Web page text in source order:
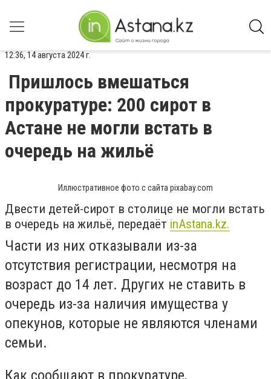
12:36, 14 августа 2024 г.
Пришлось вмешаться
прокуратуре: 200 сирот в
Астане не могли встать в
очередь на жильё
Иллюстративное фото с сайта pixabay.com
Двести детей-сирот в столице не могли встать
в очередь на жильё, передаёт inAstana.kz.
Части из них отказывали из-за
отсутствия регистрации, несмотря на
возраст до 14 лет. Других не ставить в
очередь из-за наличия имущества у
опекунов, которые не являются членами
семьи.
Как сообщают в прокуратуре,